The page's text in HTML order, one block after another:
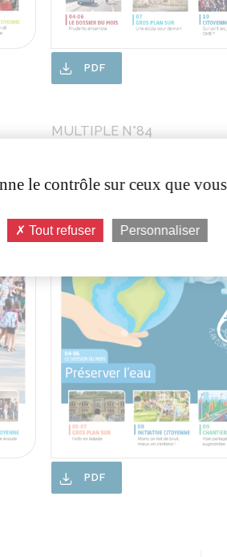
PDF
MULTIPLE N°84
PDF
le contrôle sur ceux que
Tout refuser Personnaliser